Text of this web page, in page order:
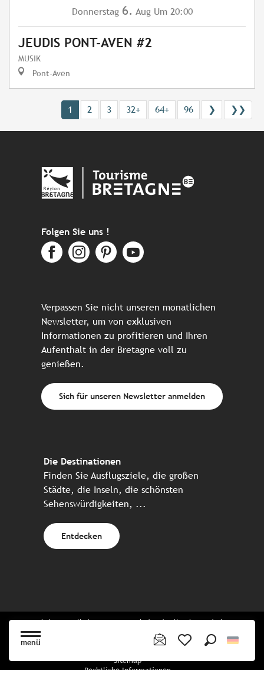
menü
Donnerstag 6. Aug Um 20:00
JEUDIS PONT-AVEN #2
MUSIK
Pont-Aven
1 2 3 32+ 64+ 96 ❯ ❯❯
Folgen Sie uns !
Verpassen Sie nicht unseren monatlichen
Newsletter, um von exklusiven
Informationen zu profitieren und Ihren
Aufenthalt in der Bretagne voll zu
genießen.
Sich für unseren Newsletter anmelden
Die Destinationen
Finden Sie Ausflugsziele, die großen
Städte, die Inseln, die schönsten
Sehenswürdigkeiten, ...
Entdecken
Website erstellt in Zusammenarbeit mit allen bretonischen
Tourismuspartnern
Sitemap
Rechtliche Informationen